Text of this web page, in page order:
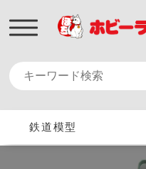
鉄道模型